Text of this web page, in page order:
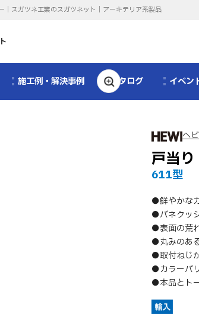
｜スガツネ工業のスガツネット｜アーキテリア系製品
施工例・解決事例 カタログ イベン
1/1
ヘ
戸当り
611型
●鮮やかな
●バネクッ
●表面の荒
●丸みのあ
●取付ねじ
●カラーバ
●本品とト